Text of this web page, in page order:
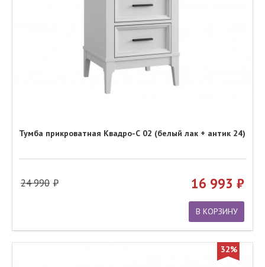
Тумба прикроватная Квадро-С 02 (белый лак + антик 24)
24 990 16 993
В КОРЗИНУ
32%